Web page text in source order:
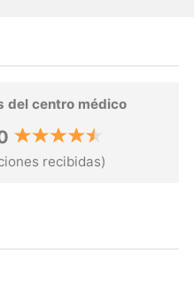
del centro médico
recibidas)